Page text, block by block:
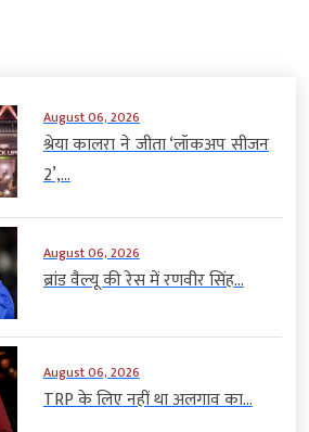
August 06, 2026
श्रेया कालरा ने जीता ‘लॉकअप सीजन
2’,...
August 06, 2026
ब्रांड वैल्यू की रेस में रणवीर सिंह...
August 06, 2026
TRP के लिए नहीं था अलगाव का...